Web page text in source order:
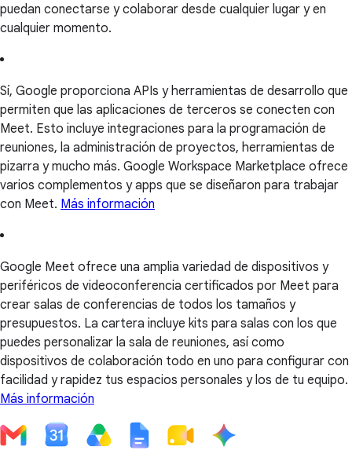
puedan conectarse y colaborar desde cualquier lugar y en
cualquier momento.
Sí, Google proporciona APIs y herramientas de desarrollo que
permiten que las aplicaciones de terceros se conecten con
Meet. Esto incluye integraciones para la programación de
reuniones, la administración de proyectos, herramientas de
pizarra y mucho más. Google Workspace Marketplace ofrece
varios complementos y apps que se diseñaron para trabajar
con Meet. Más información
Google Meet ofrece una amplia variedad de dispositivos y
periféricos de videoconferencia certificados por Meet para
crear salas de conferencias de todos los tamaños y
presupuestos. La cartera incluye kits para salas con los que
puedes personalizar la sala de reuniones, así como
dispositivos de colaboración todo en uno para configurar con
facilidad y rapidez tus espacios personales y los de tu equipo.
Más información